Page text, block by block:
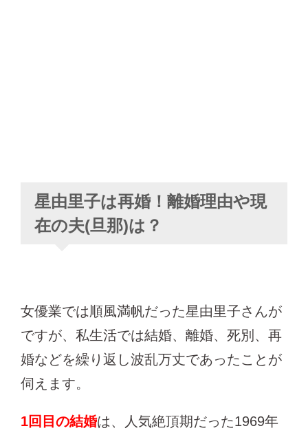
星由里子は再婚！離婚理由や現
在の夫(旦那)は？
女優業では順風満帆だった星由里子さんが
ですが、私生活では結婚、離婚、死別、再
婚などを繰り返し波乱万丈であったことが
伺えます。
1回目の結婚は、人気絶頂期だった1969年